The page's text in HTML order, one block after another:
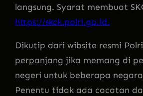
langsung. Syarat membuat
https://skck.polri.go.id.
Dikutip dari wibsite resmi
perpanjang jika memang di
negeri untuk beberapa
Penentu tidak ada cacatan